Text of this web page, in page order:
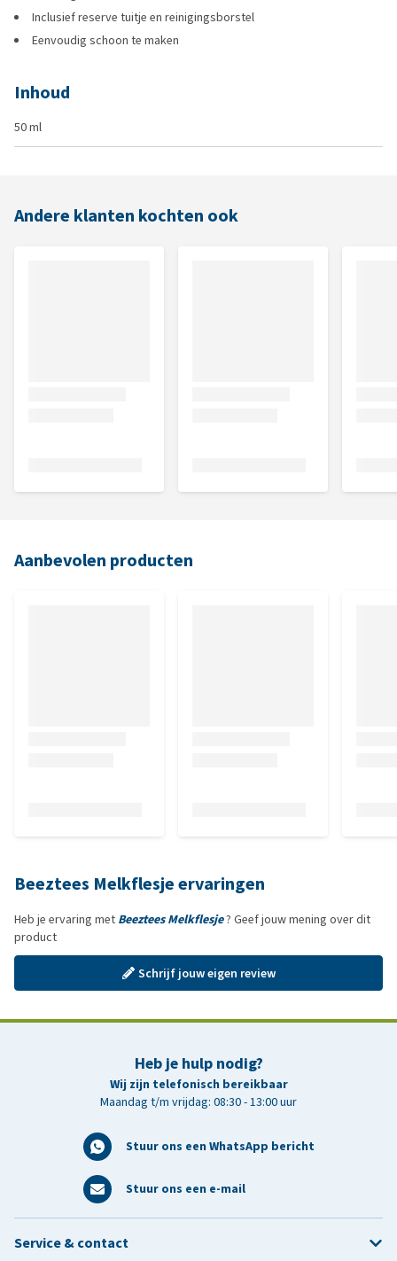
Inclusief reserve tuitje en reinigingsborstel
Eenvoudig schoon te maken
Inhoud
50 ml
Andere klanten kochten ook
Aanbevolen producten
Beeztees Melkflesje ervaringen
Heb je ervaring met Beeztees Melkflesje? Geef jouw mening over dit
product
Schrijf jouw eigen review
Heb je hulp nodig?
Wij zijn telefonisch bereikbaar
Maandag t/m vrijdag: 08:30 - 13:00 uur
Stuur ons een WhatsApp bericht
Stuur ons een e-mail
Service & contact